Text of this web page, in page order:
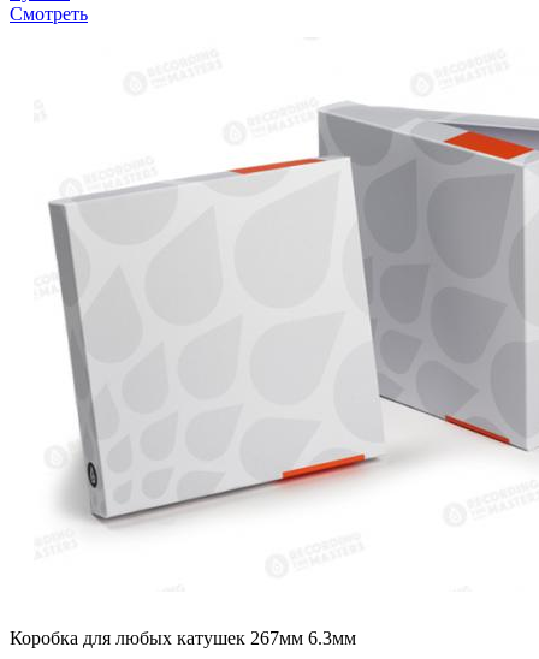
Смотреть
Коробка для любых катушек 267мм 6.3мм